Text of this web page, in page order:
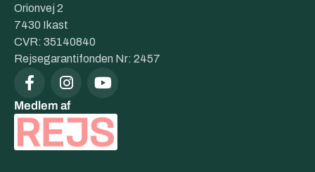
Orionvej 2
7430 Ikast
CVR: 35140840
Rejsegarantifonden Nr: 2457
Medlem af